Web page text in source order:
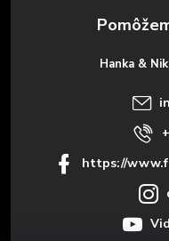
Hanka &
https://